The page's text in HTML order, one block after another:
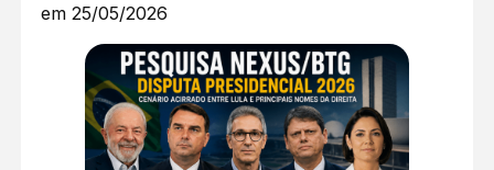
em 25/05/2026